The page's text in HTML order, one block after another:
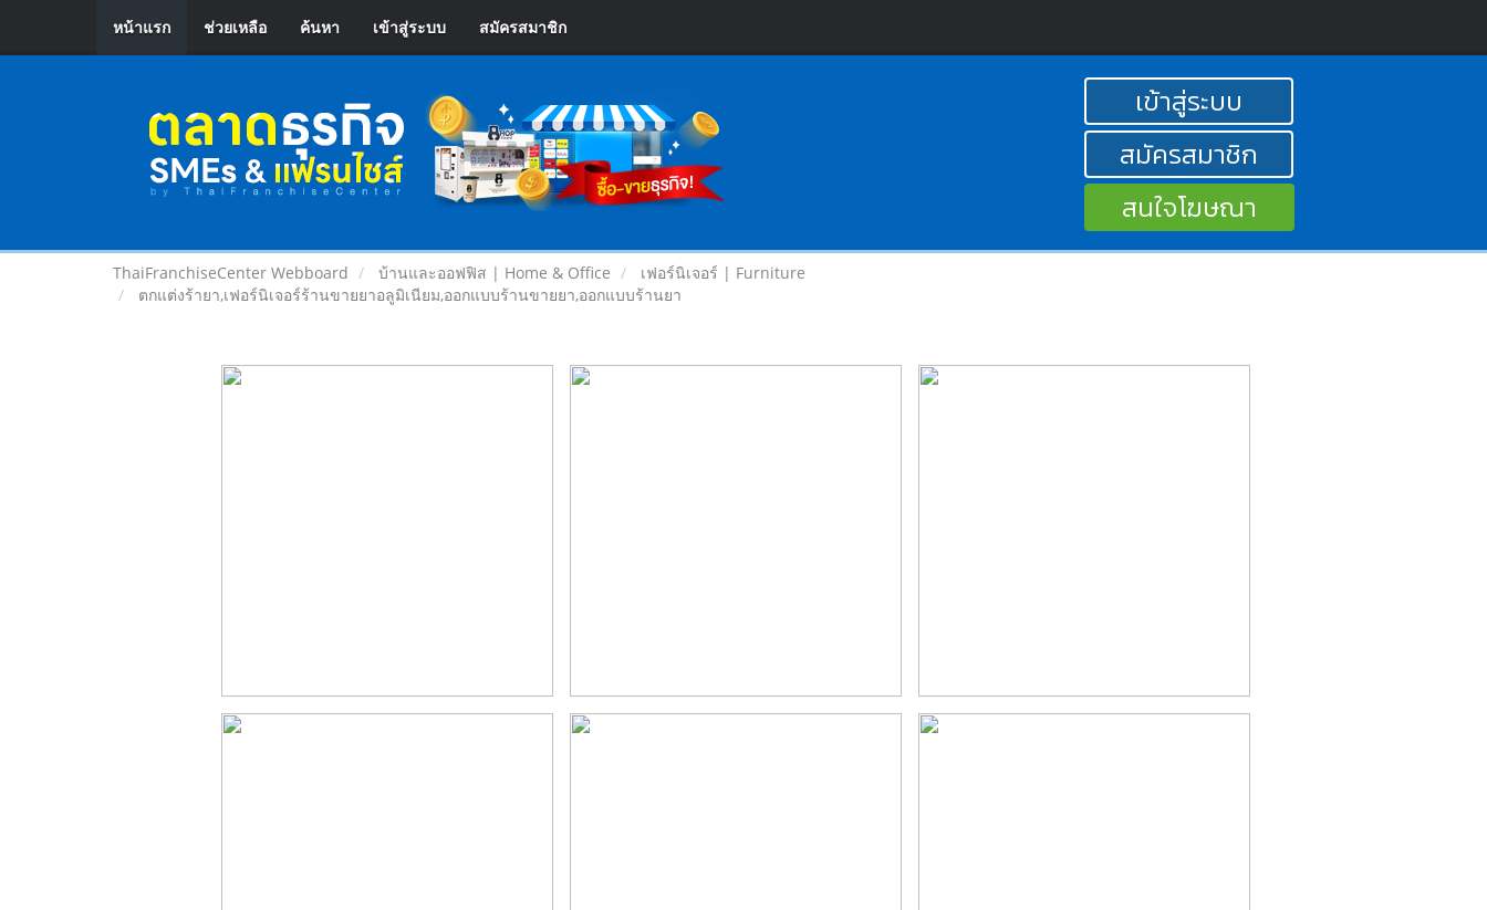
หน้าแรก ช่วยเหลือ ค้นหา เข้าสู่ระบบ สมัครสมาชิก
เข้าสู่ระบบ
สมัครสมาชิก
สนใจโฆษณา
ThaiFranchiseCenter Webboard บ้านและออฟฟิส | Home & Office
เฟอร์นิเจอร์ | Furniture
ตกแต่งร้ายา,เฟอร์นิเจอร์ร้านขายยาอลูมิเนียม,ออกแบบร้านขายยา,ออกแบบร้านยา